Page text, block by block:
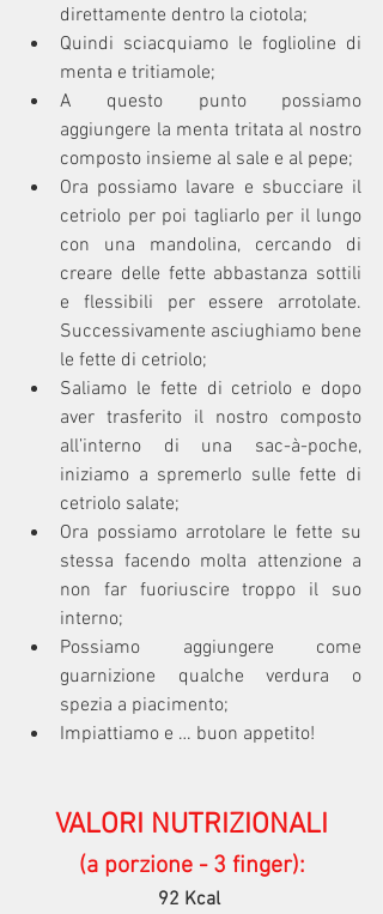
direttamente dentro la ciotola;
Quindi sciacquiamo le foglioline di
menta e tritiamole;
A questo punto possiamo
aggiungere la menta tritata al nostro
composto insieme al sale e al pepe;
Ora possiamo lavare e sbucciare il
cetriolo per poi tagliarlo per il lungo
con una mandolina, cercando di
creare delle fette abbastanza sottili
e flessibili per essere arrotolate.
Successivamente asciughiamo bene
le fette di cetriolo;
Saliamo le fette di cetriolo e dopo
aver trasferito il nostro composto
all’interno di una sac-à-poche,
iniziamo a spremerlo sulle fette di
cetriolo salate;
Ora possiamo arrotolare le fette su
stessa facendo molta attenzione a
non far fuoriuscire troppo il suo
interno;
Possiamo aggiungere come
guarnizione qualche verdura o
spezia a piacimento;
Impiattiamo e … buon appetito!
VALORI NUTRIZIONALI
(a porzione - 3 finger):
92 Kcal